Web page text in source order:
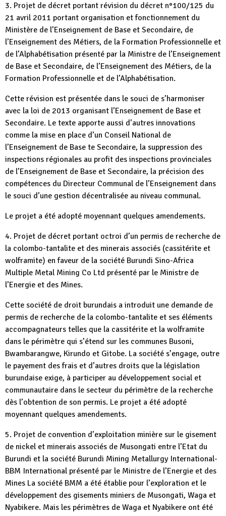
3. Projet de décret portant révision du décret n°100/125 du
21 avril 2011 portant organisation et fonctionnement du
Ministère de l’Enseignement de Base et Secondaire, de
l’Enseignement des Métiers, de la Formation Professionnelle et
de l’Alphabétisation présenté par la Ministre de l’Enseignement
de Base et Secondaire, de l’Enseignement des Métiers, de la
Formation Professionnelle et de l’Alphabétisation.
Cette révision est présentée dans le souci de s’harmoniser
avec la loi de 2013 organisant l’Enseignement de Base et
Secondaire. Le texte apporte aussi d’autres innovations
comme la mise en place d’un Conseil National de
l’Enseignement de Base te Secondaire, la suppression des
inspections régionales au profit des inspections provinciales
de l’Enseignement de Base et Secondaire, la précision des
compétences du Directeur Communal de l’Enseignement dans
le souci d’une gestion décentralisée au niveau communal.
Le projet a été adopté moyennant quelques amendements.
4. Projet de décret portant octroi d’un permis de recherche de
la colombo-tantalite et des minerais associés (cassitérite et
wolframite) en faveur de la société Burundi Sino-Africa
Multiple Metal Mining Co Ltd présenté par le Ministre de
l’Energie et des Mines.
Cette société de droit burundais a introduit une demande de
permis de recherche de la colombo-tantalite et ses éléments
accompagnateurs telles que la cassitérite et la wolframite
dans le périmètre qui s’étend sur les communes Busoni,
Bwambarangwe, Kirundo et Gitobe. La société s’engage, outre
le payement des frais et d’autres droits que la législation
burundaise exige, à participer au développement social et
communautaire dans le secteur du périmètre de la recherche
dès l’obtention de son permis. Le projet a été adopté
moyennant quelques amendements.
5. Projet de convention d’exploitation minière sur le gisement
de nickel et minerais associés de Musongati entre l’Etat du
Burundi et la société Burundi Mining Metallurgy International-
BBM International présenté par le Ministre de l’Energie et des
Mines La société BMM a été établie pour l’exploration et le
développement des gisements miniers de Musongati, Waga et
Nyabikere. Mais les périmètres de Waga et Nyabikere ont été